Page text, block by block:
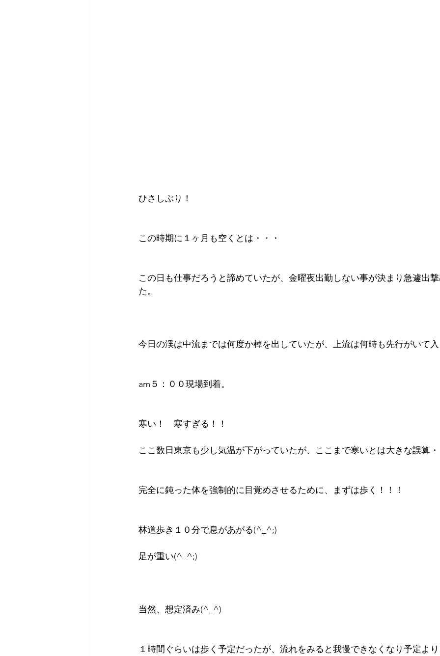
ひさしぶり！
この時期に１ヶ月も空くとは・・・
この日も仕事だろうと諦めていたが、金曜夜出勤しない事が決まり急遽出
た。
今日の渓は中流までは何度か棹を出していたが、上流は何時も先行がいて
am５：００現場到着。
寒い！　寒すぎる！！
ここ数日東京も少し気温が下がっていたが、ここまで寒いとは大きな誤算
完全に鈍った体を強制的に目覚めさせるために、まずは歩く！！！
林道歩き１０分で息があがる(^_^;)
足が重い(^_^;)
当然、想定済み(^_^)
１時間ぐらいは歩く予定だったが、流れをみると我慢できなくなり予定よ